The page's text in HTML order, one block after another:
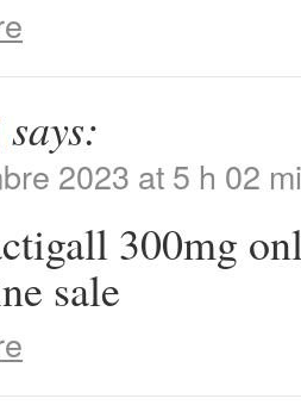
says:
2023 at 5 h 02
300mg
sale